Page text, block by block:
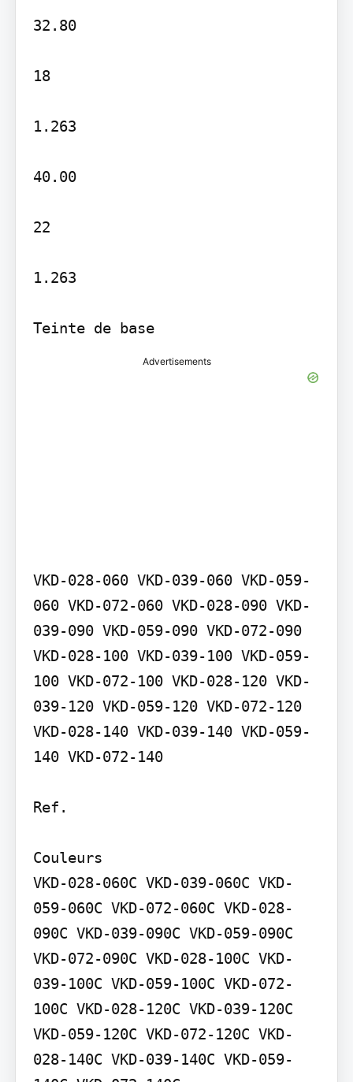
32.80
18
1.263
40.00
22
1.263
Teinte de base
Advertisements
VKD-028-060 VKD-039-060 VKD-059-
060 VKD-072-060 VKD-028-090 VKD-
039-090 VKD-059-090 VKD-072-090
VKD-028-100 VKD-039-100 VKD-059-
100 VKD-072-100 VKD-028-120 VKD-
039-120 VKD-059-120 VKD-072-120
VKD-028-140 VKD-039-140 VKD-059-
140 VKD-072-140
Ref.
Couleurs
VKD-028-060C VKD-039-060C VKD-
059-060C VKD-072-060C VKD-028-
090C VKD-039-090C VKD-059-090C
VKD-072-090C VKD-028-100C VKD-
039-100C VKD-059-100C VKD-072-
100C VKD-028-120C VKD-039-120C
VKD-059-120C VKD-072-120C VKD-
028-140C VKD-039-140C VKD-059-